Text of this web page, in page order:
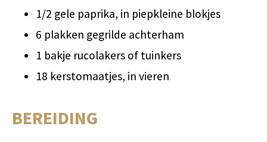
1/2 gele paprika, in piepkleine blokjes
6 plakken gegrilde achterham
1 bakje rucolakers of tuinkers
18 kerstomaatjes, in vieren
BEREIDING